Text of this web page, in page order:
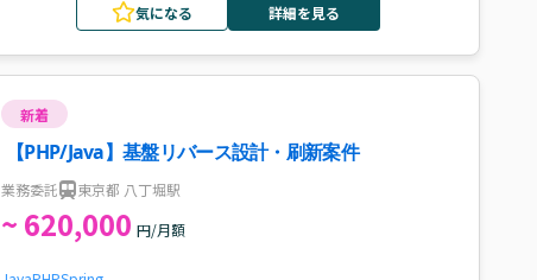
気になる 詳細を見る
新着
【PHP/Java】基盤リバース設計・刷新案件
業務委託 東京都 八丁堀駅
~ 620,000 円/月額